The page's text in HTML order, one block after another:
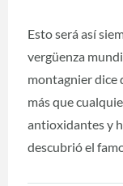
Esto será así
vergüenza
montagnier dice
más que
antioxidantes y
descubrió el